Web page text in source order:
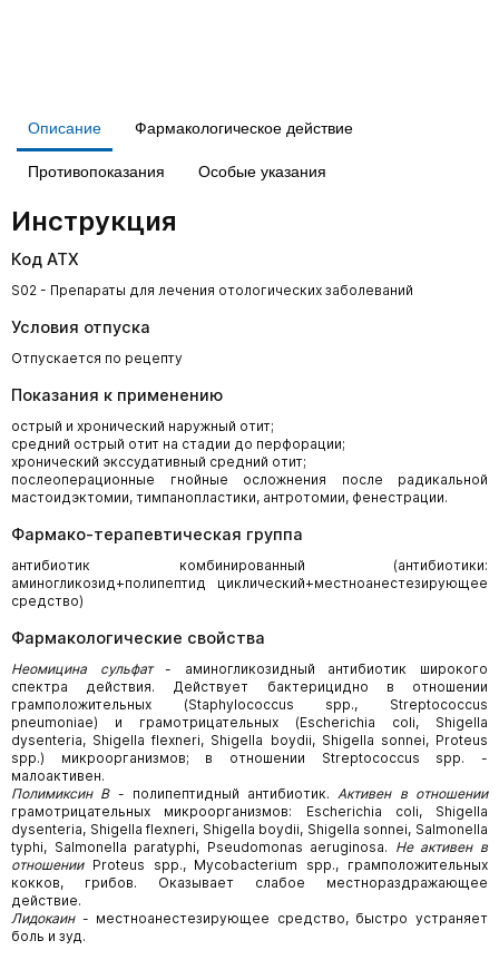
Описание Фармакологическое действие
Противопоказания Особые указания
Инструкция
Код АТХ
S02 - Препараты для лечения отологических заболеваний
Условия отпуска
Отпускается по рецепту
Показания к применению
острый и хронический наружный отит;
средний острый отит на стадии до перфорации;
хронический экссудативный средний отит;
послеоперационные гнойные осложнения после радикальной
мастоидэктомии, тимпанопластики, антротомии, фенестрации.
Фармако-терапевтическая группа
антибиотик комбинированный (антибиотики:
аминогликозид+полипептид циклический+местноанестезирующее
средство)
Фармакологические свойства
Неомицина сульфат- аминогликозидный антибиотик широкого
спектра действия. Действует бактерицидно в отношении
грамположительных (Staphylococcus spp., Streptococcus
pneumoniae) и грамотрицательных (Escherichia coli, Shigella
dysenteria, Shigella flexneri, Shigella boydii, Shigella sonnei, Proteus
spp.) микроорганизмов; в отношении Streptococcus spp. -
малоактивен.
Полимиксин В- полипептидный антибиотик.Активен в отношении
грамотрицательных микроорганизмов: Escherichia coli, Shigella
dysenteria, Shigella flexneri, Shigella boydii, Shigella sonnei, Salmonella
typhi, Salmonella paratyphi, Pseudomonas aeruginosa. He активен в
отношенииProteus spp., Mycobacterium spp., грамположительных
кокков, грибов. Оказывает слабое местнораздражающее
действие.
Лидокаин- местноанестезирующее средство, быстро устраняет
боль и зуд.